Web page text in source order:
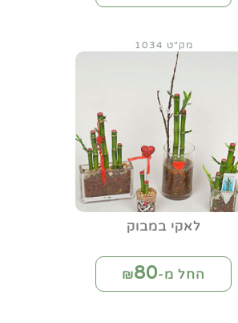
לאקי במבוק
מק"ט 1034
החל מ-₪80